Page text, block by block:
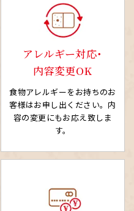
アレルギー対応・
内容変更OK
食物アレルギーをお持ちのお
客様はお申し出ください。 内
容の変更にもお応え致しま
す。